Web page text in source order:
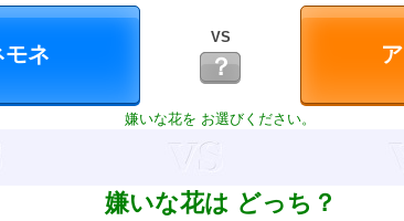
VS
？
嫌いな花を お選びください。
嫌いな花は どっち？